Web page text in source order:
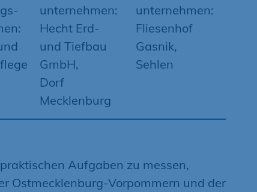
unternehmen:
Hecht Erd-
und Tiefbau
GmbH,
Dorf
Mecklenburg
unternehmen:
Fliesenhof
Gasnik,
Sehlen
Aufgaben zu messen,
Ostmecklenburg-Vorpommern und der